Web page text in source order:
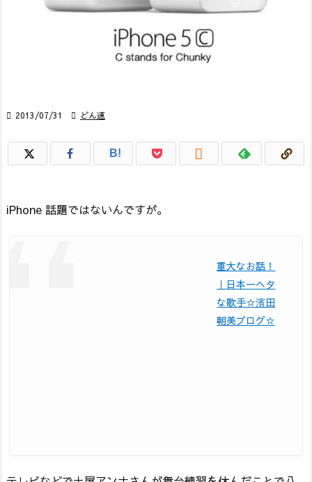
 2013/07/31  どん速
B! 
iPhone 話題ではないんですが。
重大なお話！
｜日本一ヘタ
な歌手☆濱田
朝美ブログ☆